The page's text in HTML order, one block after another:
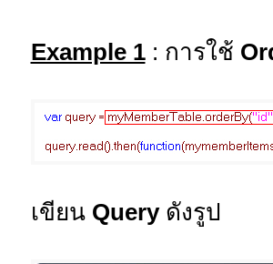
Example 1: การใช้
เขียน Query ดังรูป